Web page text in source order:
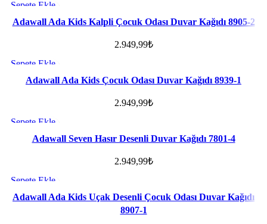
Sepete Ekle
Favorilere ekle
Adawall Ada Kids Kalpli Çocuk Odası Duvar Kağıdı 8905-2
2.949,99₺
Sepete Ekle
Favorilere ekle
Adawall Ada Kids Çocuk Odası Duvar Kağıdı 8939-1
2.949,99₺
Sepete Ekle
Favorilere ekle
Adawall Seven Hasır Desenli Duvar Kağıdı 7801-4
2.949,99₺
Sepete Ekle
Favorilere ekle
Adawall Ada Kids Uçak Desenli Çocuk Odası Duvar Kağıdı
8907-1